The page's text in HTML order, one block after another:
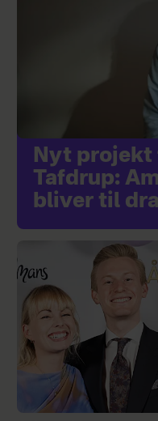
Nyt
Tafdrup:
bliver til